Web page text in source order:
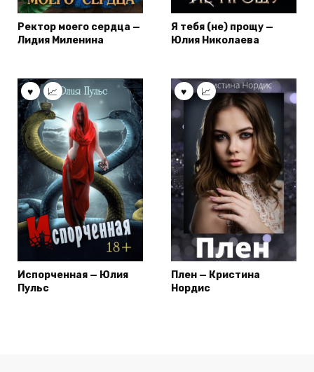
Ректор моего сердца —
Лидия Миленина
Я тебя (не) прощу —
Юлия Николаева
Испорченная — Юлия
Пульс
Плен — Кристина
Нордис